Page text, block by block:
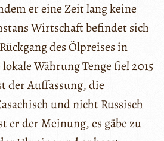
er eine Zeit lang keine
Wirtschaft befindet sich
des Ölpreises in
Währung Tenge fiel 2015
der Auffassung, die
und nicht Russisch
er der Meinung, es gäbe zu